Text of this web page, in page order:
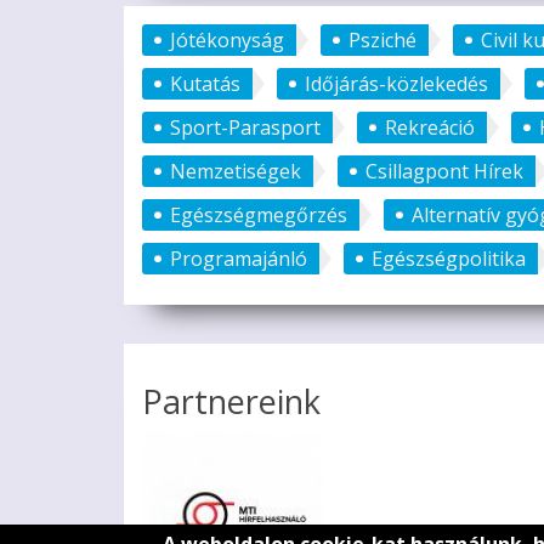
Jótékonyság Psziché
Civil
Kutatás
Időjárás-közlekedés
Sport-Parasport
Rekreáció
Nemzetiségek
Csillagpont Hírek
Egészségmegőrzés
Alternatív
Programajánló
Egészségpolitika
Partnereink